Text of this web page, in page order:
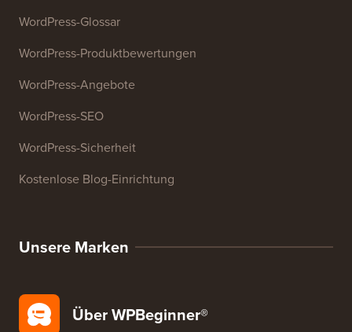
WordPress-Glossar
WordPress-Produktbewertungen
WordPress-Angebote
WordPress-SEO
WordPress-Sicherheit
Kostenlose Blog-Einrichtung
Unsere Marken
Über WPBeginner®